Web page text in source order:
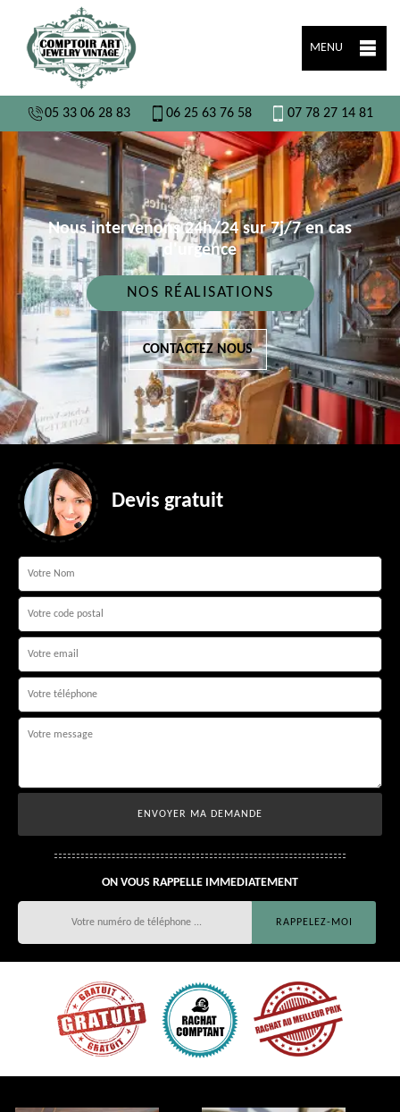
MENU
05 33 06 28 83 06 25 63 76 58 07 78 27 14 81
Nous intervenons 24h/24 sur 7j/7 en cas
d'urgence
NOS RÉALISATIONS
CONTACTEZ NOUS
Devis gratuit
ON VOUS RAPPELLE IMMEDIATEMENT